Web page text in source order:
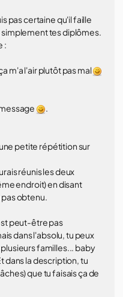
pas certaine qu'il faille
tes diplômes.
:
m'a l'air plutôt pas mal
.
petite répétition sur
réunis les deux
endroit) en disant
obtenu.
peut-être pas
dans l'absolu, tu peux
familles... baby
dans la description, tu
que tu faisais ça de